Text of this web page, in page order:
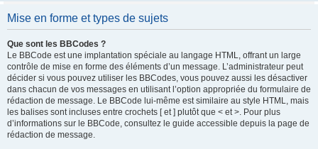
Mise en forme et types de sujets
Que sont les BBCodes ?
Le BBCode est une implantation spéciale au langage HTML, offrant un large
contrôle de mise en forme des éléments d’un message. L’administrateur peut
décider si vous pouvez utiliser les BBCodes, vous pouvez aussi les désactiver
dans chacun de vos messages en utilisant l’option appropriée du formulaire de
rédaction de message. Le BBCode lui-même est similaire au style HTML, mais
les balises sont incluses entre crochets [ et ] plutôt que < et >. Pour plus
d’informations sur le BBCode, consultez le guide accessible depuis la page de
rédaction de message.